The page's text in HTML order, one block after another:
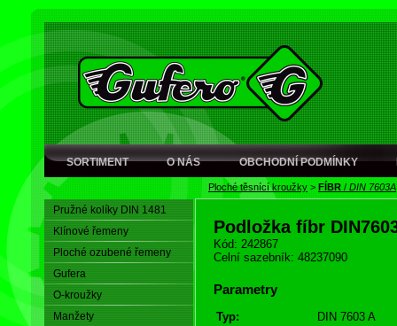
SORTIMENT O NÁS OBCHODNÍ PODMÍNKY
Ploché těsnící kroužky > FÍBR / DIN 7603A
Pružné kolíky DIN 1481
Klínové řemeny
Ploché ozubené řemeny
Gufera
O-kroužky
Manžety
Podložka fíbr
Kód: 242867
Celní sazebník: 48237090
Parametry
Typ:
DIN 7603 A